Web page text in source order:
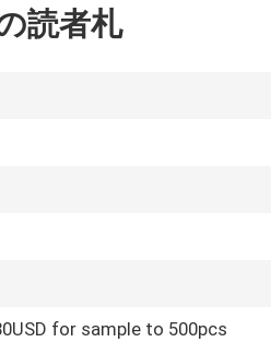
読者札
for sample to 500pcs